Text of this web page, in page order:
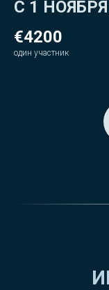
С 1 НОЯБРЯ
€4200
один участник